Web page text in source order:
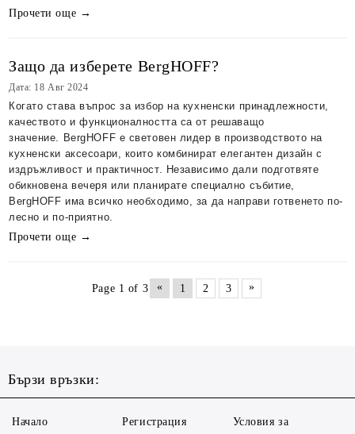
Прочети още →
Защо да изберете BergHOFF?
Дата: 18 Авг 2024
Когато става въпрос за избор на кухненски принадлежности,
качеството и функционалността са от решаващо
значение. BergHOFF е световен лидер в производството на
кухненски аксесоари, които комбинират елегантен дизайн с
издръжливост и практичност. Независимо дали подготвяте
обикновена вечеря или планирате специално събитие,
BergHOFF има всичко необходимо, за да направи готвенето по-
лесно и по-приятно.
Прочети още →
Page 1 of 3 « 1 2 3 »
Бързи връзки:
Начало Регистрация
Условия за